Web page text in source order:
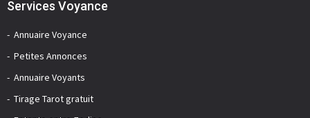
Services Voyance
Annuaire Voyance
Petites Annonces
Annuaire Voyants
Tirage Tarot gratuit